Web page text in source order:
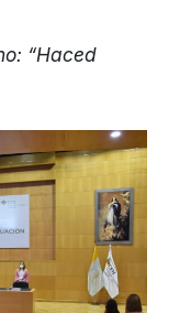
“Haced